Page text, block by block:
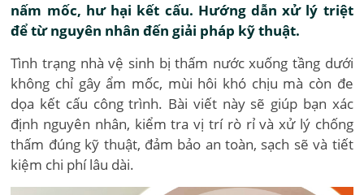
nấm mốc, hư hại kết cấu. Hướng dẫn xử lý triệt
để từ nguyên nhân đến giải pháp kỹ thuật.
Tình trạng nhà vệ sinh bị thấm nước xuống tầng dưới
không chỉ gây ẩm mốc, mùi hôi khó chịu mà còn đe
dọa kết cấu công trình. Bài viết này sẽ giúp bạn xác
định nguyên nhân, kiểm tra vị trí rò rỉ và xử lý chống
thấm đúng kỹ thuật, đảm bảo an toàn, sạch sẽ và tiết
kiệm chi phí lâu dài.